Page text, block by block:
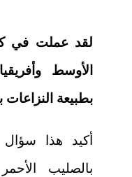
لقد عملت في
الأوسط
بطبيعة النزاعات
أكيد هذا
بالصليب